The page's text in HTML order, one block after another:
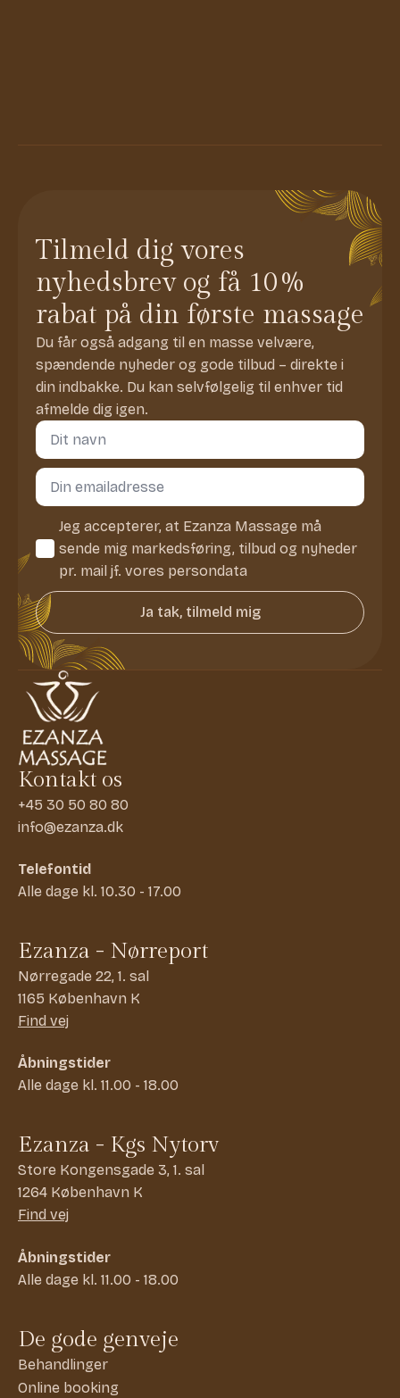
Tilmeld dig vores
nyhedsbrev og få 10%
rabat på din første massage
Du får også adgang til en masse velvære,
spændende nyheder og gode tilbud – direkte i
din indbakke. Du kan selvfølgelig til enhver tid
afmelde dig igen.
Navn
Email
Consent
Jeg accepterer, at Ezanza Massage må
sende mig markedsføring, tilbud og nyheder
pr. mail jf. vores persondata
Ja tak, tilmeld mig
Kontakt os
+45 30 50 80 80
info@ezanza.dk
Telefontid
Alle dage kl. 10.30 - 17.00
Ezanza - Nørreport
Nørregade 22, 1. sal
1165 København K
Find vej
Åbningstider
Alle dage kl. 11.00 - 18.00
Ezanza - Kgs Nytorv
Store Kongensgade 3, 1. sal
1264 København K
Find vej
Åbningstider
Alle dage kl. 11.00 - 18.00
De gode genveje
Behandlinger
Online booking